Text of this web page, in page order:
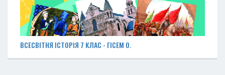
ВСЕСВІТНЯ ІСТОРІЯ 7 КЛАС - ГІСЕМ О.